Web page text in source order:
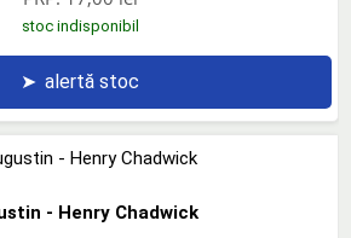
stoc indisponibil
➤ alertă stoc
- Henry Chadwick